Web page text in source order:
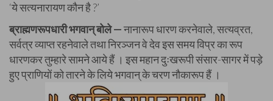
‘ये सत्यनारायण कौन है ?’
ब्राह्मणरूपधारी भगवान् बोले —नानारूप धारण करनेवाले, सत्यव्रत,
सर्वत्र व्याप्त रहनेवाले तथा निरञ्जन वे देव इस समय विप्र का रूप
धारणकर तुम्हारे सामने आये हैं । इस महान दुःखरूपी संसार-सागर में पड़े
हुए प्राणियों को तारने के लिये भगवान् के चरण नौकारूप हैं ।